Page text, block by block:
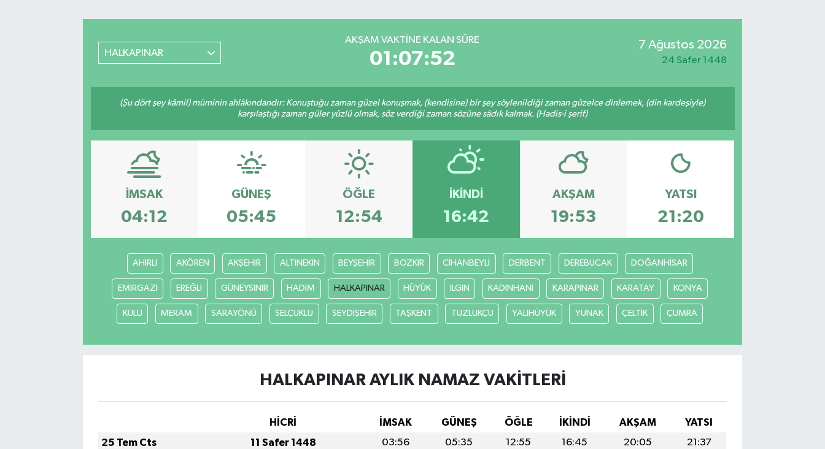
HALKAPINAR
AKŞAM VAKTINE KALAN SÜRE
01:07:51
7 Ağustos 2026
24 Safer 1448
(Şu dört şey kâmil) müminin ahlâkındandır: Konuştuğu zaman güzel konuşmak, (kendisine) bir şey söylenildiği zaman güzelce dinlemek, (din kardeşiyle)
karşılaştığı zaman güler yüzlü olmak, söz verdiği zaman sözüne sâdık kalmak. (Hadis-i şerif)
İMSAK
04:12
GÜNEŞ
05:45
ÖĞLE
12:54
İKINDI
16:42
AKŞAM
19:53
YATSI
21:20
AHIRLI AKÖREN AKŞEHİR ALTINEKİN BEYŞEHİR BOZKIR CİHANBEYLİ DERBENT DEREBUCAK DOĞANHİSAR
EMİRGAZİ EREĞLİ GÜNEYSINIR HADİM HALKAPINAR HÜYÜK ILGIN KADINHANI KARAPINAR KARATAY KONYA
KULU MERAM SARAYÖNÜ SELÇUKLU SEYDİŞEHİR TAŞKENT TUZLUKÇU YALIHÜYÜK YUNAK ÇELTİK ÇUMRA
HALKAPINAR AYLIK NAMAZ VAKITLERI
HİCRİ İMSAK GÜNEŞ ÖĞLE İKINDI AKŞAM
YATSI
25 Tem Cts
11 Safer 1448 03:56 05:35 12:55 16:45 20:05
21:37